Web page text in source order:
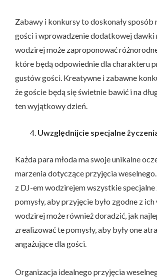
Zabawy i konkursy to doskonały sposób
gości i wprowadzenie dodatkowej dawki
wodzirej może zaproponować
które będą odpowiednie dla charakteru
gustów gości. Kreatywne i zabawne
że goście będą się świetnie bawić i na
ten wyjątkowy dzień.
Uwzględnijcie specjalne
Każda para młoda ma swoje unikalne
marzenia dotyczące przyjęcia
z DJ-em wodzirejem wszystkie specjalne
pomysły, aby przyjęcie było zgodne z ich
wodzirej może również doradzić, jak
zrealizować te pomysły, aby były one
angażujące dla gości.
Organizacja idealnego przyjęcia